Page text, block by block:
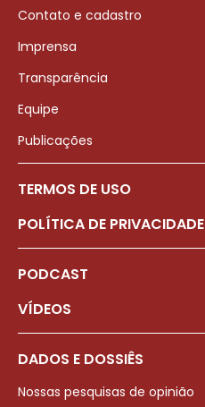
Contato e cadastro
Imprensa
Transparência
Equipe
Publicações
TERMOS DE USO
POLÍTICA DE PRIVACIDADE
PODCAST
VÍDEOS
DADOS E DOSSIÊS
Nossas pesquisas de opinião